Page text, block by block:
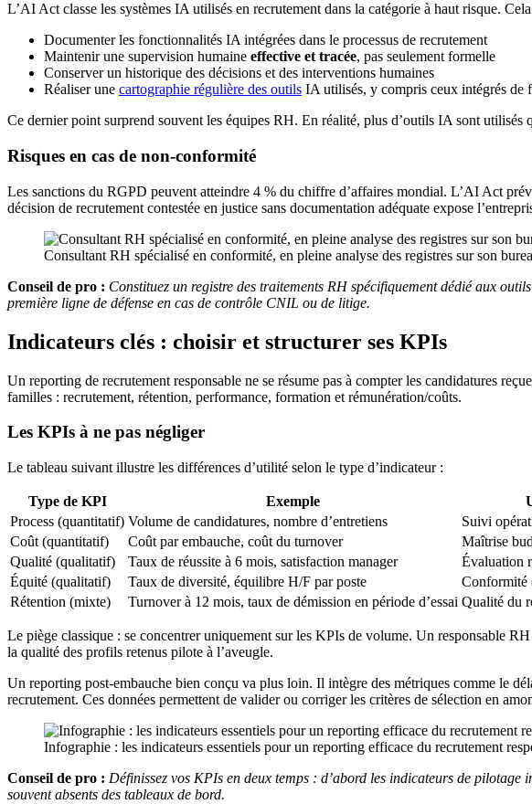
L’AI Act classe les systèmes IA utilisés en recrutement dans la catégorie à haut risque.
Documenter les fonctionnalités IA intégrées dans le processus de recrutement
Maintenir une supervision humaine effective et tracée, pas seulement formelle
Conserver un historique des décisions et des interventions humaines
Réaliser une cartographie régulière des outils IA utilisés, y compris ceux intégrés de
Ce dernier point surprend souvent les équipes RH. En réalité, plus d’outils IA sont utilisés
Risques en cas de non-conformité
Les sanctions du RGPD peuvent atteindre 4 % du chiffre d’affaires mondial. L’AI Act
décision de recrutement contestée en justice sans documentation adéquate expose
Consultant RH spécialisé en conformité, en pleine analyse des registres sur son
Conseil de pro : Constituez un registre des traitements RH spécifiquement dédié aux
première ligne de défense en cas de contrôle CNIL ou de litige.
Indicateurs clés : choisir et structurer ses KPIs
Un reporting de recrutement responsable ne se résume pas à compter les candidatures
familles : recrutement, rétention, performance, formation et rémunération/coûts.
Les KPIs à ne pas négliger
Le tableau suivant illustre les différences d’utilité selon le type d’indicateur :
Type de KPI Exemple
Process (quantitatif) Volume de candidatures, nombre d’entretiens
Suivi
Coût (quantitatif)
Coût par embauche, coût du turnover
Maîtrise
Qualité (qualitatif)
Taux de réussite à 6 mois, satisfaction manager
Évaluation
Équité (qualitatif)
Taux de diversité, équilibre H/F par poste
Conformité
Rétention (mixte)
Turnover à 12 mois, taux de démission en période d’essai Qualité du
Le piège classique : se concentrer uniquement sur les KPIs de volume. Un responsable
la qualité des profils retenus pilote à l’aveugle.
Un reporting post-embauche bien conçu va plus loin. Il intègre des métriques comme le
recrutement. Ces données permettent de valider ou corriger les critères de sélection en
Infographie : les indicateurs essentiels pour un reporting efficace du recrutement
Conseil de pro : Définissez vos KPIs en deux temps : d’abord les indicateurs de
souvent absents des tableaux de bord.